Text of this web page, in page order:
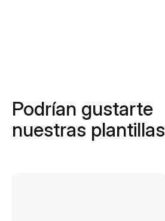
Podrían gustarte
nuestras plantillas